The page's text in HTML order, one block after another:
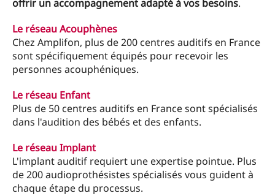
offrir un accompagnement adapté à vos besoins.
Le réseau Acouphènes
Chez Amplifon, plus de 200 centres auditifs en France
sont spécifiquement équipés pour recevoir les
personnes acouphéniques.
Le réseau Enfant
Plus de 50 centres auditifs en France sont spécialisés
dans l'audition des bébés et des enfants.
Le réseau Implant
L'implant auditif requiert une expertise pointue. Plus
de 200 audioprothésistes spécialisés vous guident à
chaque étape du processus.